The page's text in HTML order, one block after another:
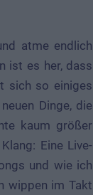
atme endlich
ist es her, dass
sich so einiges
Dinge, die
kaum größer
Eine Live-
und wie ich
wippen im Takt